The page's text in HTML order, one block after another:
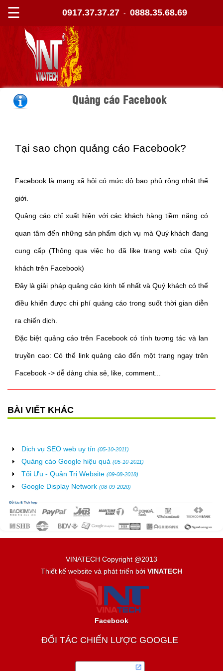
☰ 0917.37.37.27 - 0888.35.68.69
Quảng cáo Facebook
Tại sao chọn quảng cáo Facebook?
Facebook là mạng xã hội có mức độ bao phủ rộng nhất thế
giới.
Quảng cáo chỉ xuất hiện với các khách hàng tiềm năng có
quan tâm đến những sản phẩm dịch vụ mà Quý khách đang
cung cấp (Thông qua việc họ đã like trang web của Quý
khách trên Facebook)
Đây là giải pháp quảng cáo kinh tế nhất và Quý khách có thể
điều khiển được chi phí quảng cáo trong suốt thời gian diễn
ra chiến dịch.
Đặc biệt quảng cáo trên Facebook có tính tương tác và lan
truyền cao: Có thể link quảng cáo đến một trang ngay trên
Facebook -> dễ dàng chia sẻ, like, comment...
BÀI VIẾT KHÁC
Dịch vụ SEO web uy tín (05-10-2011)
Quảng cáo Google hiệu quả (05-10-2011)
Tối Ưu - Quản Trị Website (09-08-2018)
Google Display Network (08-09-2020)
VINATECH Copyright @2013
Thiết kế website và phát triển bởi VINATECH
Facebook
ĐỐI TÁC CHIẾN LƯỢC GOOGLE